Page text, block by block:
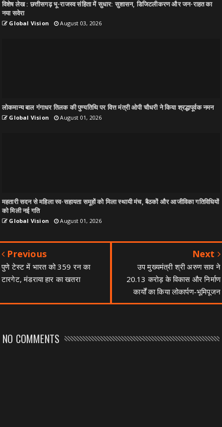
विशेष लेख : छत्तीसगढ़ भू-राजस्व संहिता में सुधार: सुशासन, डिजिटलीकरण और जन-राहत का
नया सवेरा
Global Vision August 03, 2026
लोकमान्य बाल गंगाधर तिलक की पुण्यतिथि पर वित्त मंत्री ओपी चौधरी ने किया श्रद्धापूर्वक नमन
Global Vision August 01, 2026
महतारी सदन से महिला स्व-सहायता समूहों को मिला स्थायी मंच, बैठकों और आजीविका गतिविधियों
को मिली नई गति
Global Vision August 01, 2026
Previous
पुणे टेस्ट में भारत को 359 रन का
टारगेट, मंडराया हार का खतरा
Next
उप मुख्यमंत्री श्री अरुण साव ने
20.13 करोड़ के विकास और निर्माण
कार्यों का किया लोकार्पण-भूमिपूजन
NO COMMENTS